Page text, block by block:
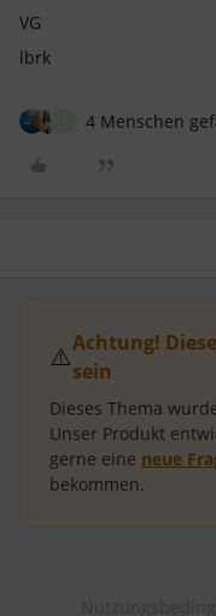
VG
lbrk
4 Menschen
⚠️Achtung!
sein
Dieses Thema
Unser Produkt
gerne eine neue
bekommen.